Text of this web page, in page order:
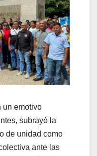
un emotivo
subrayó la
de unidad como
ante las